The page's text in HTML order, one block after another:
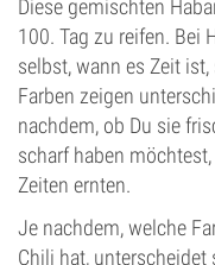
Diese gemischten
100. Tag zu reifen. Bei
selbst, wann es Zeit
Farben zeigen
nachdem, ob Du sie
scharf haben
Zeiten ernten.
Je nachdem, welche
Chili hat, unterscheidet